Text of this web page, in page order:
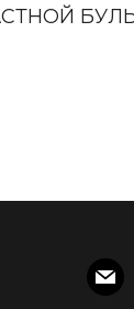
mail